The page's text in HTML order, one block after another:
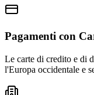
Pagamenti con
Le carte di credito e di
l'Europa occidentale e